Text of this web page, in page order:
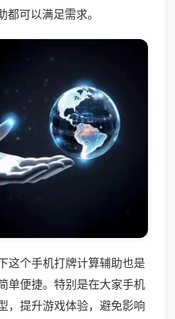
可以满足需求。
这个手机打牌计算辅助也是
单便捷。特别是在大家手机
，提升游戏体验，避免影响